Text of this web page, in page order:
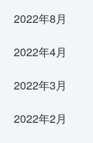
2022年8月
2022年4月
2022年3月
2022年2月